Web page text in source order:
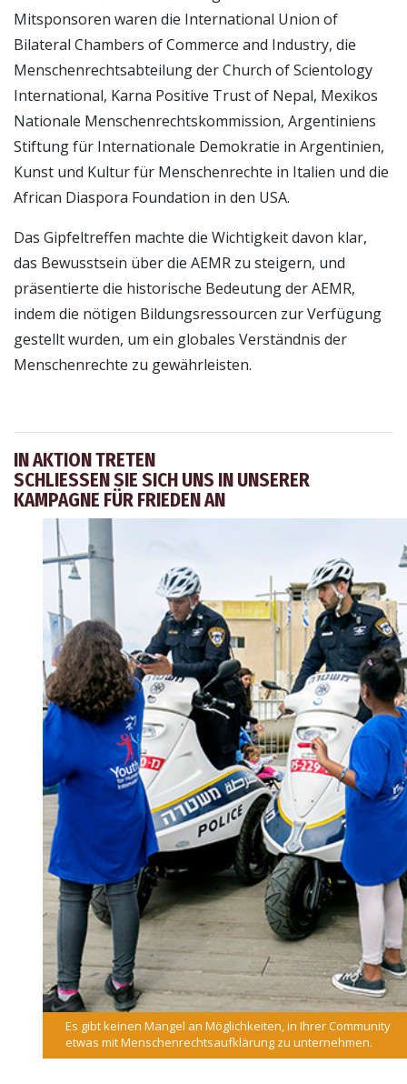
Mitsponsoren waren die International Union of
Bilateral Chambers of Commerce and Industry, die
Menschenrechtsabteilung der Church of Scientology
International, Karna Positive Trust of Nepal, Mexikos
Nationale Menschenrechtskommission, Argentiniens
Stiftung für Internationale Demokratie in Argentinien,
Kunst und Kultur für Menschenrechte in Italien und die
African Diaspora Foundation in den USA.
Das Gipfeltreffen machte die Wichtigkeit davon klar,
das Bewusstsein über die AEMR zu steigern, und
präsentierte die historische Bedeutung der AEMR,
indem die nötigen Bildungsressourcen zur Verfügung
gestellt wurden, um ein globales Verständnis der
Menschenrechte zu gewährleisten.
IN AKTION TRETEN
SCHLIESSEN SIE SICH UNS IN UNSERER K
AMPAGNE FÜR FRIEDEN AN
Es gibt keinen Mangel an Möglichkeiten, in Ihrer Community
etwas mit Menschenrechtsaufklärung zu unternehmen.